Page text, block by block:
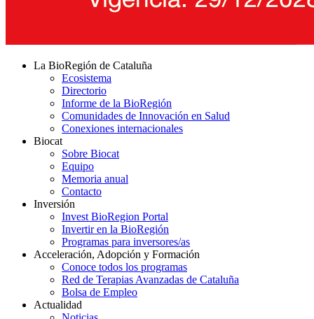
La BioRegión de Cataluña
Ecosistema
Directorio
Informe de la BioRegión
Comunidades de Innovación en Salud
Conexiones internacionales
Biocat
Sobre Biocat
Equipo
Memoria anual
Contacto
Inversión
Invest BioRegion Portal
Invertir en la BioRegión
Programas para inversores/as
Acceleración, Adopción y Formación
Conoce todos los programas
Red de Terapias Avanzadas de Cataluña
Bolsa de Empleo
Actualidad